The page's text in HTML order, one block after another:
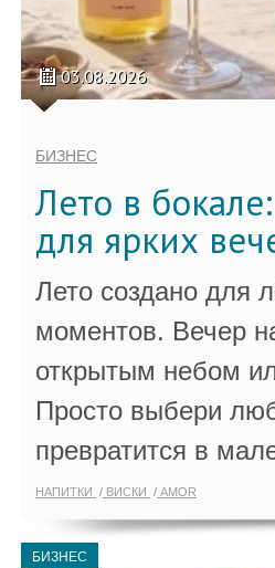
03.08.2026
БИЗНЕС
Лето в
для ярких
Лето создано для
моментов. Вечер
открытым небом
Просто выбери
превратится в
НАПИТКИ ВИСКИ AMOR
БИЗНЕС